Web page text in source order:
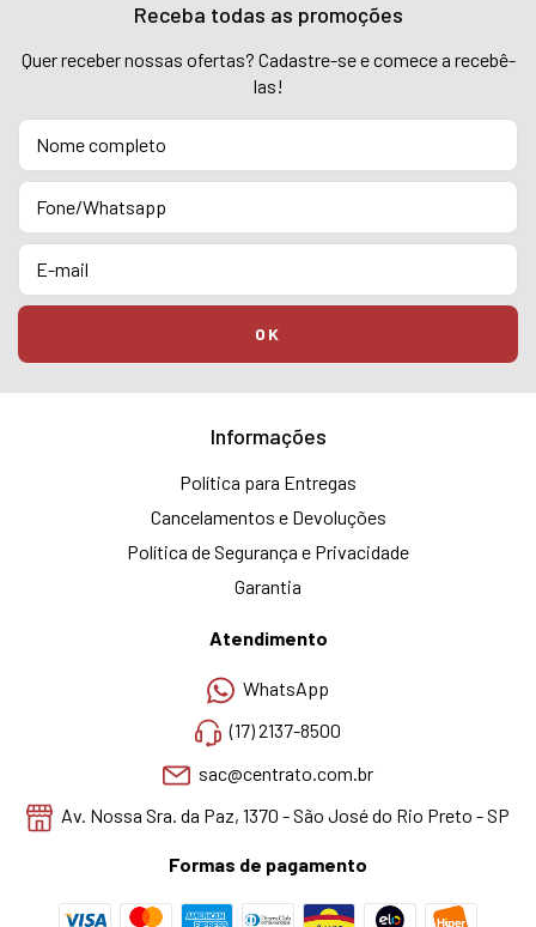
Receba todas as promoções
Quer receber nossas ofertas? Cadastre-se e comece a recebê-
las!
Informações
Política para Entregas
Cancelamentos e Devoluções
Política de Segurança e Privacidade
Garantia
Atendimento
WhatsApp
(17) 2137-8500
sac@centrato.com.br
Av. Nossa Sra. da Paz, 1370 - São José do Rio Preto - SP
Formas de pagamento